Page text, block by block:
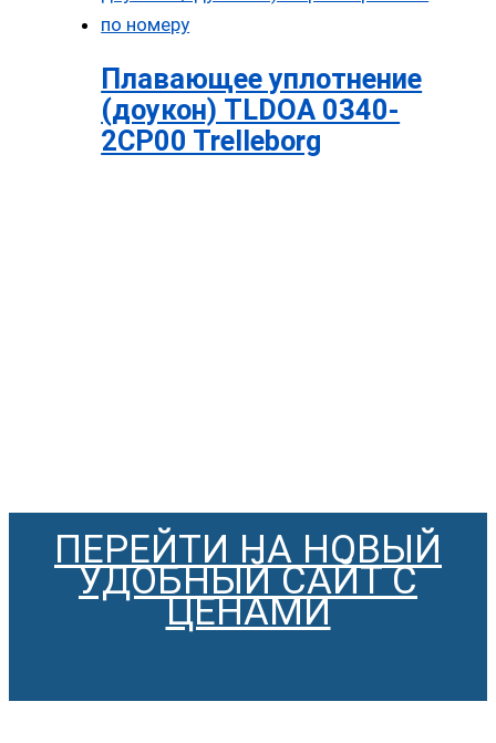
Плавающее уплотнение
(доукон) TLDOA 0340-
2CP00 Trelleborg
ПЕРЕЙТИ НА НОВЫЙ
УДОБНЫЙ САЙТ С
ЦЕНАМИ